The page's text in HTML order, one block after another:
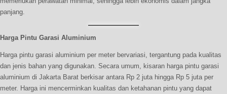
panjang.
Harga Pintu Garasi Aluminium
Harga pintu garasi aluminium per meter bervariasi, tergantung pada kualitas
dan jenis bahan yang digunakan. Secara umum, kisaran harga pintu garasi
aluminium di Jakarta Barat berkisar antara Rp 2 juta hingga Rp 5 juta per
meter. Harga ini mencerminkan kualitas dan ketahanan pintu yang dapat